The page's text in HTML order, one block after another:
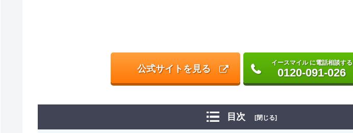
公式サイトを見る
イースマイル に電話相談する
0120-091-026
目次 [閉じる]